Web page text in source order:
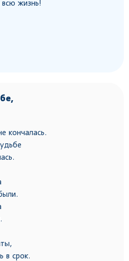
жизнь!
кончалась.
в срок.